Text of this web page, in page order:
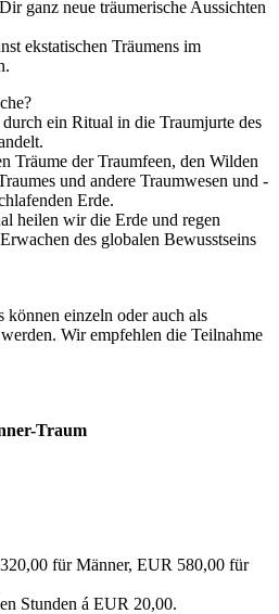
ganz neue träumerische Aussichten
ekstatischen Träumens im
ein Ritual in die Traumjurte des
Träume der Traumfeen, den Wilden
und andere Traumwesen und -
Erde.
heilen wir die Erde und regen
des globalen Bewusstseins
können einzeln oder auch als
Wir empfehlen die Teilnahme
Traum
für Männer, EUR 580,00 für
Stunden á EUR 20,00.